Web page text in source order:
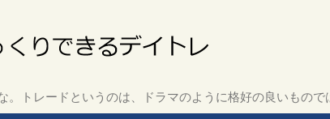
。トレードというのは、ドラマのように格好の良いもので